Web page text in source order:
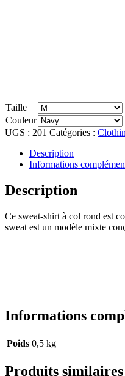
Taille
Couleur
UGS : 201 Catégories :
Description
Informations
Description
Ce sweat-shirt à col rond est
sweat est un modèle mixte
Informations
Poids 0,5 kg
Produits similaires